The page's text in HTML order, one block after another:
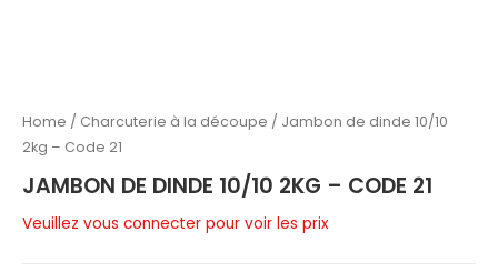
Home / Charcuterie à la découpe / Jambon de dinde 10/10
2kg – Code 21
JAMBON DE DINDE 10/10 2KG – CODE 21
Veuillez vous connecter pour voir les prix